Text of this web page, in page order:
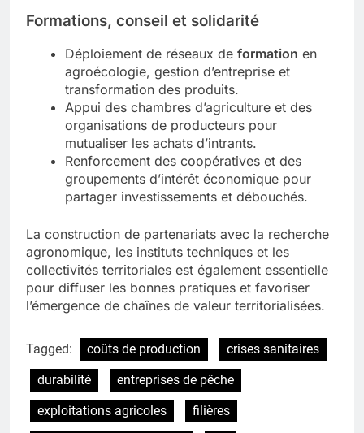
Formations, conseil et solidarité
Déploiement de réseaux de formation en
agroécologie, gestion d’entreprise et
transformation des produits.
Appui des chambres d’agriculture et des
organisations de producteurs pour
mutualiser les achats d’intrants.
Renforcement des coopératives et des
groupements d’intérêt économique pour
partager investissements et débouchés.
La construction de partenariats avec la recherche
agronomique, les instituts techniques et les
collectivités territoriales est également essentielle
pour diffuser les bonnes pratiques et favoriser
l’émergence de chaînes de valeur territorialisées.
Tagged: coûts de production
crises sanitaires
durabilité
entreprises de pêche
exploitations agricoles
filières